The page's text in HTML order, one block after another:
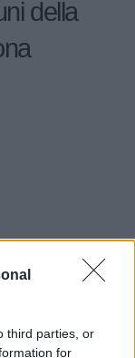
third parties, or
for
della